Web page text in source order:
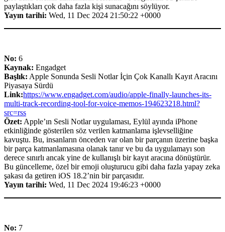
paylaştıkları çok daha fazla kişi sunacağını söylüyor.
Yayın tarihi: Wed, 11 Dec 2024 21:50:22 +0000
No: 6
Kaynak: Engadget
Başlık: Apple Sonunda Sesli Notlar İçin Çok Kanallı Kayıt Aracını
Piyasaya Sürdü
Link:https://www.engadget.com/audio/apple-finally-launches-its-
multi-track-recording-tool-for-voice-memos-194623218.html?
src=rss
Özet: Apple’ın Sesli Notlar uygulaması, Eylül ayında iPhone
etkinliğinde gösterilen söz verilen katmanlama işlevselliğine
kavuştu. Bu, insanların önceden var olan bir parçanın üzerine başka
bir parça katmanlamasına olanak tanır ve bu da uygulamayı son
derece sınırlı ancak yine de kullanışlı bir kayıt aracına dönüştürür.
Bu güncelleme, özel bir emoji oluşturucu gibi daha fazla yapay zeka
şakası da getiren iOS 18.2’nin bir parçasıdır.
Yayın tarihi: Wed, 11 Dec 2024 19:46:23 +0000
No: 7